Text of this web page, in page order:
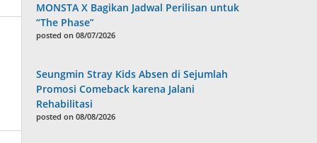
MONSTA X Bagikan Jadwal Perilisan untuk
“The Phase”
posted on 08/07/2026
Seungmin Stray Kids Absen di Sejumlah
Promosi Comeback karena Jalani
Rehabilitasi
posted on 08/08/2026